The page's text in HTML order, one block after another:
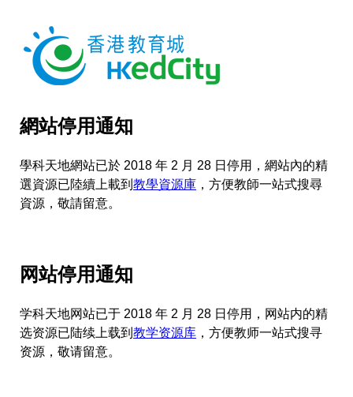
網站停用通知
學科天地網站已於 2018 年 2 月 28 日停用，網站內的精
選資源已陸續上載到 教學資源庫 ，方便教師一站式搜尋
資源，敬請留意。
网站停用通知
学科天地网站已于 2018 年 2 月 28 日停用，网站内的精
选资源已陆续上载到 教学资源库 ，方便教师一站式搜寻
资源，敬请留意。